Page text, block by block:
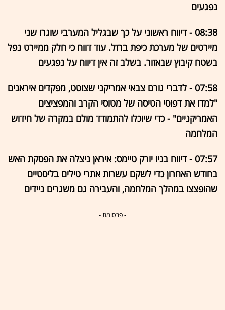
נפגעים
08:38 - דיווח ראשוני על כך שבגליל המערבי שוגרו שני
מיירטים של מערכת כיפת ברזל. עוד דווח כי חלק ממיירט נפל
בשטח קיבוץ שבאזור. בשלב זה אין דיווח על נפגעים
07:58 - לדברי גורם צבאי אמריקני שצוטט, מפקדים איראנים
"למדו את דפוסי הטיסה של מטוסי הקרב והמפציצים
האמריקניים" - כדי שיוכלו להתמודד מולם במקרה של חידוש
המלחמה
07:57 - דיווח בניו יורק טיימס: איראן ניצלה את הפסקת האש
בחודש האחרון כדי לשקם עשרות אתרי טילים בליסטיים
שהופצצו במהלך המלחמה, והעבירה גם משגרים ניידים
- פרסומת -